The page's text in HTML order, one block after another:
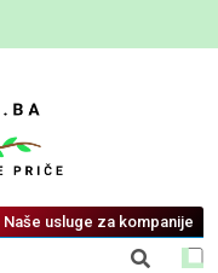
Naše usluge za kompanije